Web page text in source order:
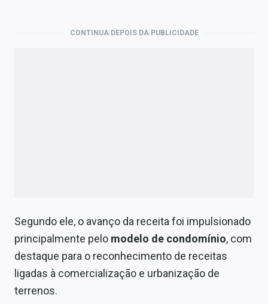
CONTINUA DEPOIS DA PUBLICIDADE
Segundo ele, o avanço da receita foi impulsionado
principalmente pelo modelo de condomínio, com
destaque para o reconhecimento de receitas
ligadas à comercialização e urbanização de
terrenos.